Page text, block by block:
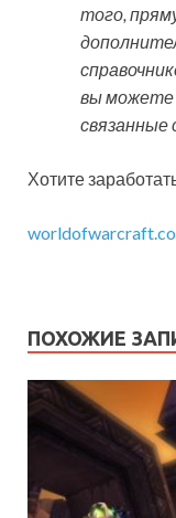
того,
вы
связанные
Хотите
ПОХОЖИЕ